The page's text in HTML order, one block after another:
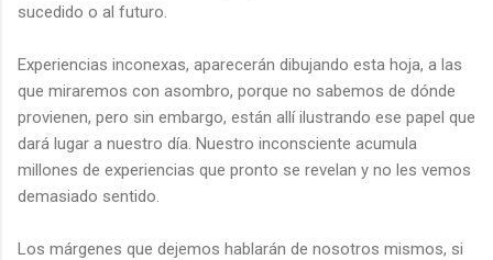
sucedido o al futuro.
Experiencias inconexas, aparecerán dibujando esta hoja, a las
que miraremos con asombro, porque no sabemos de dónde
provienen, pero sin embargo, están allí ilustrando ese papel que
dará lugar a nuestro día. Nuestro inconsciente acumula
millones de experiencias que pronto se revelan y no les vemos
demasiado sentido.
Los márgenes que dejemos hablarán de nosotros mismos, si